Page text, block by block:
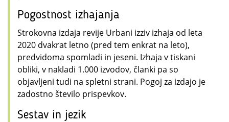
Pogostnost izhajanja
Strokovna izdaja revije Urbani izziv izhaja od leta
2020 dvakrat letno (pred tem enkrat na leto),
predvidoma spomladi in jeseni. Izhaja v tiskani
obliki, v nakladi 1.000 izvodov, članki pa so
objavljeni tudi na spletni strani. Pogoj za izdajo je
zadostno število prispevkov.
Sestav in jezik